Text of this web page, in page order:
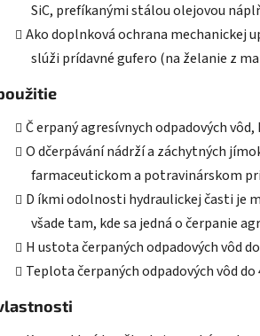
SiC, prefíkanými stálou olejovou
Ako doplnková ochrana mechanickej
slúži prídavné gufero (na želanie z
Čerpaný agresívnych odpadových
Odčerpávání nádrží a záchytných
farmaceutickom a potravinárskom
D íkmi odolnosti hydraulickej časti je
všade tam, kde sa jedná o čerpanie
H ustota čerpaných odpadových vôd
Teplota čerpaných odpadových vôd do